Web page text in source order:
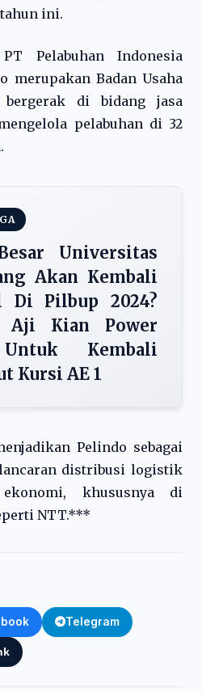
ini.
Pelabuhan Indonesia
merupakan Badan Usaha
di bidang jasa
pelabuhan di 32
Universitas
Akan Kembali
Di Pilbup 2024?
Aji Kian Power
Kembali
Kursi AE 1
Pelindo sebagai
distribusi logistik
khususnya di
NTT.***
Telegram